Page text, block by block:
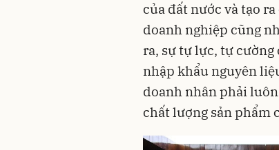
của đất nước và tạo
doanh nghiệp cũng
ra, sự tự lực, tự
nhập khẩu nguyên
doanh nhân phải
chất lượng sản phẩm